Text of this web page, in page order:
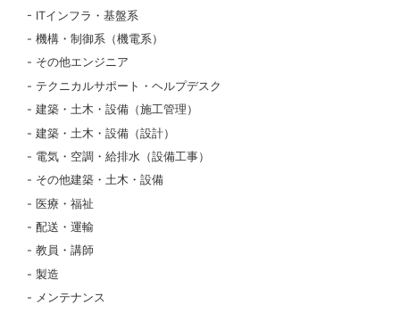
ITインフラ・基盤系
機構・制御系（機電系）
その他エンジニア
テクニカルサポート・ヘルプデスク
建築・土木・設備（施工管理）
建築・土木・設備（設計）
電気・空調・給排水（設備工事）
その他建築・土木・設備
医療・福祉
配送・運輸
教員・講師
製造
メンテナンス